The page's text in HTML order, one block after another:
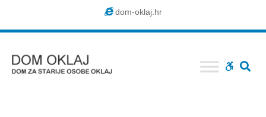
dom-oklaj.hr
WCAG